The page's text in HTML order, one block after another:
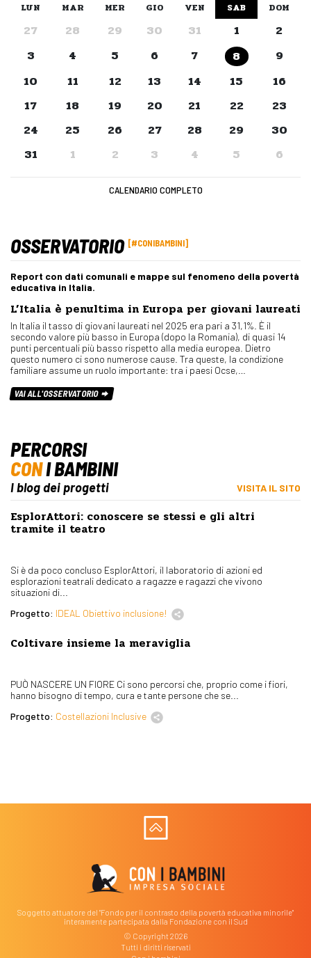
LUN MAR MER GIO VEN SAB DOM
27 28 29 30 31 1
2
3
4 5 6 7 8
9
10
11 12 13 14 15
16
17
18 19 20 21 22
23
24
25 26 27 28 29
30
31
1 2 3 4 5 6
CALENDARIO COMPLETO
OSSERVATORIO #CONIBAMBINI
Report con dati comunali e mappe sul fenomeno della povertà
educativa in Italia.
L’Italia è penultima in Europa per giovani laureati
In Italia il tasso di giovani laureati nel 2025 era pari a 31,1%. È il
secondo valore più basso in Europa (dopo la Romania), di quasi 14
punti percentuali più basso rispetto alla media europea. Dietro
questo numero ci sono numerose cause. Tra queste, la condizione
familiare assume un ruolo importante: tra i paesi Ocse,…
VAI ALL'OSSERVATORIO
PERCORSI
CONI BAMBINI
I blog dei progetti VISITA IL SITO
EsplorAttori: conoscere se stessi e gli altri
tramite il teatro
Si è da poco concluso EsplorAttori, il laboratorio di azioni ed
esplorazioni teatrali dedicato a ragazze e ragazzi che vivono
situazioni di...
Progetto: IDEAL Obiettivo inclusione!
Coltivare insieme la meraviglia
PUÒ NASCERE UN FIORE Ci sono percorsi che, proprio come i fiori,
hanno bisogno di tempo, cura e tante persone che se...
Progetto: Costellazioni Inclusive
Soggetto attuatore del "Fondo per il contrasto della povertà educativa minorile"
interamente partecipata dalla Fondazione con il Sud
© Copyright 2026
Tutti i diritti riservati